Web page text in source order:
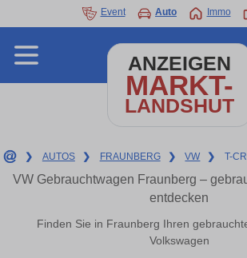
Event Auto Immo
ANZEIGEN
MARKT-
LANDSHUT
❯ AUTOS ❯ FRAUNBERG ❯ VW ❯ T-
VW Gebrauchtwagen Fraunberg –
entdecken
Finden Sie in Fraunberg Ihren
Volkswagen